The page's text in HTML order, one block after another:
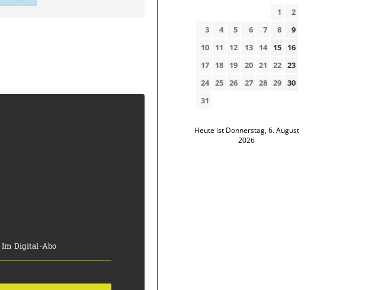
Im Digital-Abo
1
2
3
4 5 6 7 8
9
10
11 12 13 14 15
16
17
18 19 20 21 22 23
24 25 26 27 28 29 30
31
Heute ist Donnerstag, 6. August
2026